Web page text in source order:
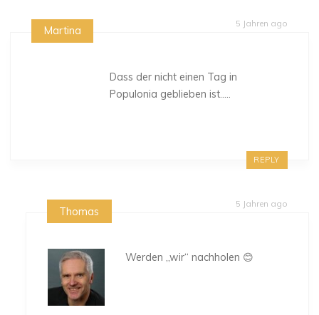
5 Jahren ago
Martina
Dass der nicht einen Tag in
Populonia geblieben ist…..
REPLY
5 Jahren ago
Thomas
Werden „wir“ nachholen 😊